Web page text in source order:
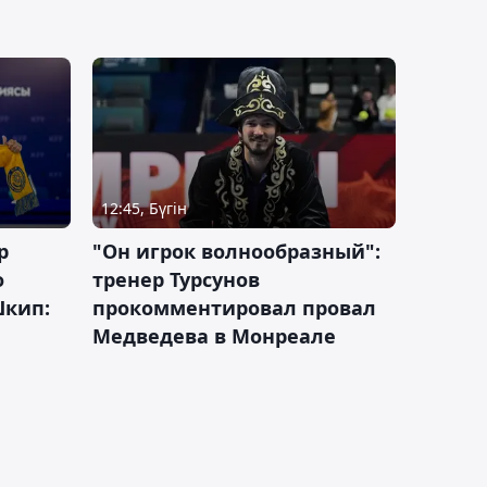
12:45, Бүгін
"Он игрок волнообразный":
тренер Турсунов
прокомментировал провал
Медведева в Монреале